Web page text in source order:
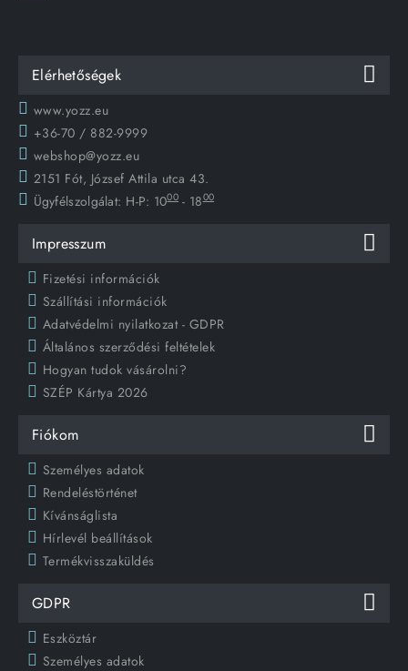
Elérhetőségek
www.yozz.eu
+36-70 / 882-9999
webshop@yozz.eu
2151 Fót, József Attila utca 43.
Ügyfélszolgálat: H-P: 1000 - 1800
Impresszum
Fizetési információk
Szállítási információk
Adatvédelmi nyilatkozat - GDPR
Általános szerződési feltételek
Hogyan tudok vásárolni?
SZÉP Kártya 2026
Fiókom
Személyes adatok
Rendeléstörténet
Kívánságlista
Hírlevél beállítások
Termékvisszaküldés
GDPR
Eszköztár
Személyes adatok